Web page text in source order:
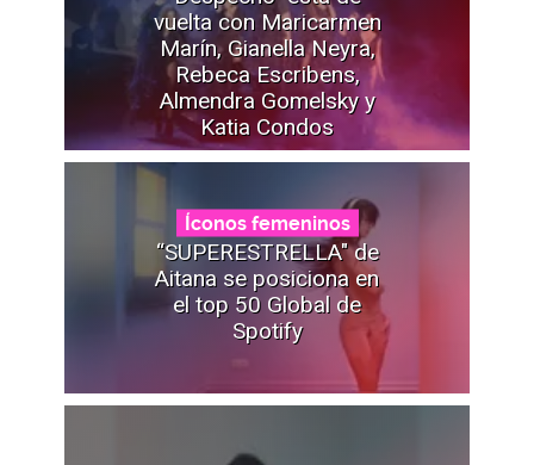
vuelta con Maricarmen
Marín, Gianella Neyra,
Rebeca Escribens,
Almendra Gomelsky y
Katia Condos
Íconos femeninos
“SUPERESTRELLA" de
Aitana se posiciona en
el top 50 Global de
Spotify